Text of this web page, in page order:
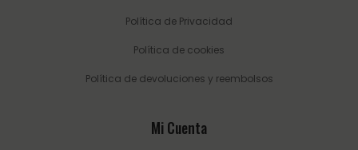
Política de Privacidad
Política de cookies
Política de devoluciones y reembolsos
Mi Cuenta